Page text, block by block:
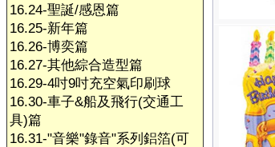
16.24-聖誕/感恩篇
16.25-新年篇
16.26-博奕篇
16.27-其他綜合造型篇
16.29-4吋9吋充空氣印刷球
16.30-車子&船及飛行(交通工
具)篇
16.31-"音樂"錄音"系列鋁箔(可